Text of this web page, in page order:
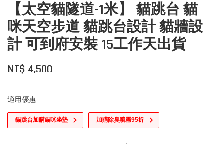
【太空貓隧道-1米】 貓跳台 貓
咪天空步道 貓跳台設計 貓牆設
計 可到府安裝 15工作天出貨
NT$ 4,500
適用優惠
貓跳台加購貓咪坐墊 加購除臭噴霧95折